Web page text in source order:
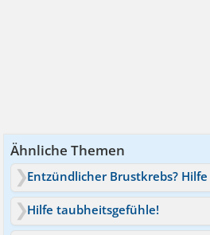
Ähnliche Themen
Hilfe taubheitsgefühle!